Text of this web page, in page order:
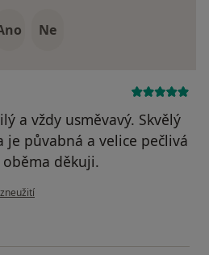
Ne
a vždy usměvavý. Skvělý
je půvabná a velice pečlivá
děkuji.
uživatele Pacient